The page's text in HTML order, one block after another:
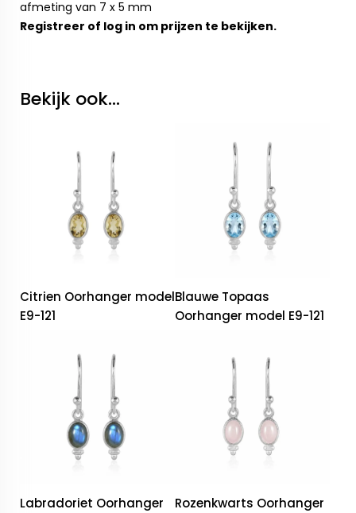
afmeting van 7 x 5 mm
Registreer of log in om prijzen te bekijken.
Bekijk ook...
Citrien Oorhanger model
E9-121
Blauwe Topaas
Oorhanger model E9-121
Labradoriet Oorhanger
Rozenkwarts Oorhanger